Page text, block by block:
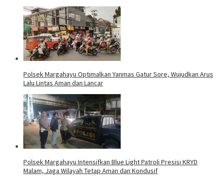
Polsek Margahayu Optimalkan Yanmas Gatur Sore, Wujudkan Arus
Lalu Lintas Aman dan Lancar
Polsek Margahayu Intensifkan Blue Light Patroli Presisi KRYD
Malam, Jaga Wilayah Tetap Aman dan Kondusif